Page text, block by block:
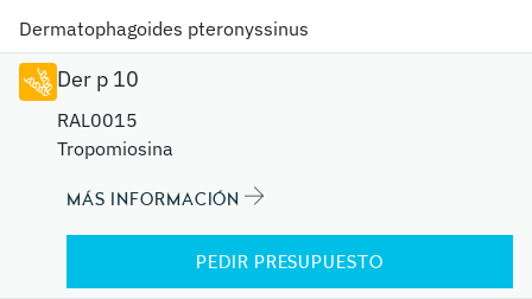
Dermatophagoides pteronyssinus
Der p 10
RAL0015
Tropomiosina
MÁS INFORMACIÓN
PEDIR PRESUPUESTO